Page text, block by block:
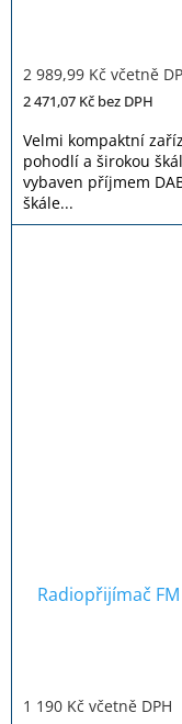
produktu
je
z
5
hvězdiček.
2 989,99 Kč včetně
2 471,07 Kč bez DPH
Velmi kompaktní
pohodlí a širokou
vybaven příjmem
škále...
Radiopřijímač FM
produktu
1 190 Kč včetně DPH